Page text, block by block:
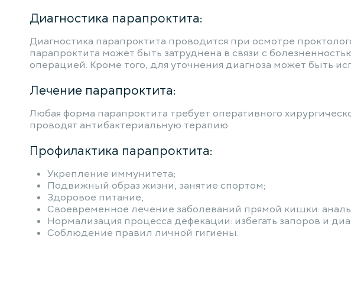
Диагностика парапроктита:
Диагностика парапроктита проводится при осмотре
парапроктита может быть затруднена в связи с
операцией. Кроме того, для уточнения диагноза может быть
Лечение парапроктита:
Любая форма парапроктита требует оперативного
проводят антибактериальную терапию.
Профилактика парапроктита:
Укрепление иммунитета;
Подвижный образ жизни, занятие спортом;
Здоровое питание,
Своевременное лечение заболеваний прямой кишки:
Нормализация процесса дефекации: избегать запоров и
Соблюдение правил личной гигиены.